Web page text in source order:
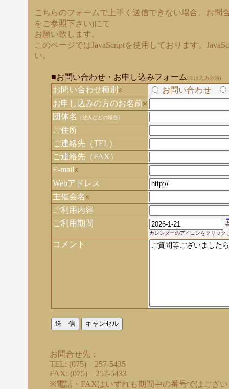
こちらのフォームで上手く送信できない場合、お問
をご参照下さい)にて
お願い致します。
このページではJavaScriptを使用しております。
い。
■お問い合わせ・お申し込みフォーム(※は入力必須)
お問い合わせ種別 ※ お問い合わせ
お申し込みの方のお名前※
団体名 （法人などの場合）
ご住所
ご連絡先（TEL）
ご連絡先（FAX）
E-mail※
Webアドレス
主催会名※
ご利用内容
ご利用期間
カレンダーのアイコンをクリック
コメント
お問合せ先：
TEL: (075) 257-5435
FAX: (075) 257-5433
※電話・FAXはいずれも期間中の番号ではござ